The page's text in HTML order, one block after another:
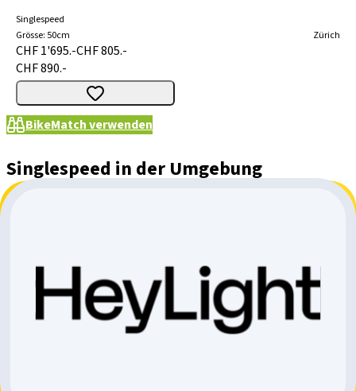
Singlespeed
Grösse: 50cm Zürich
CHF 1'695.-CHF 805.-
CHF 890.-
BikeMatch verwenden
Singlespeed in der Umgebung
Rahmengrösse